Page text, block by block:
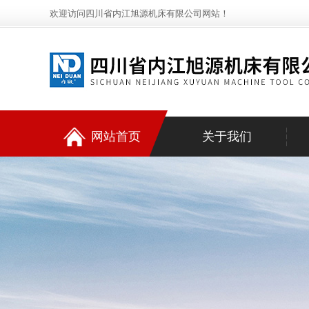
欢迎访问四川省内江旭源机床有限公司网站！
网站首页 关于我们